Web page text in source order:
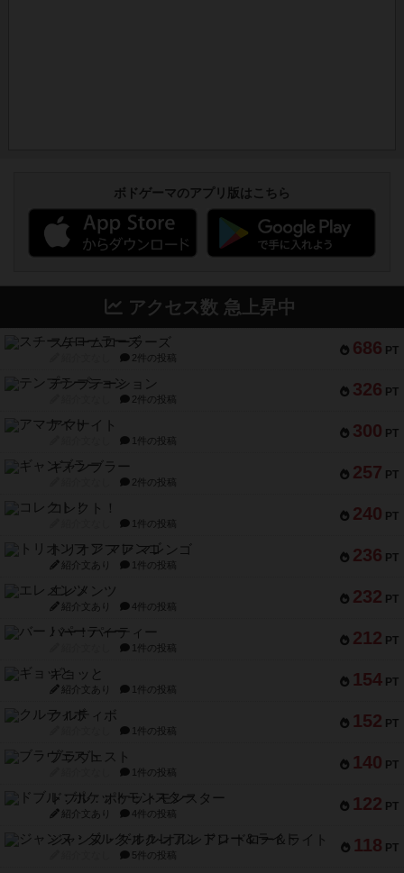
ボドゲーマのアプリ版はこちら
アクセス数 急上昇中
686 PT
スチームローラーズ
2件の投稿
326 PT
テンプテーション
2件の投稿
300 PT
アマナイト
1件の投稿
257 PT
ギャンブラー
2件の投稿
240 PT
コレクト！
1件の投稿
236 PT
トリオンフ ア マレンゴ
紹介文あり 1件の投稿
232 PT
エレメンツ
紹介文あり 4件の投稿
212 PT
バー！パーティー
1件の投稿
154 PT
ギョッと
紹介文あり 1件の投稿
152 PT
クルティボ
1件の投稿
140 PT
ブラヴェスト
1件の投稿
122 PT
ドブル：ポケットモンスター
紹介文あり 4件の投稿
118 PT
ジャンヌ・ダルク-オルレアン ドロー＆ライト
5件の投稿